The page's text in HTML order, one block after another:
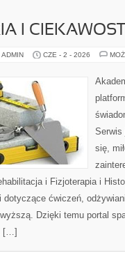
I
CZE - 2 - 2026
Serwis
się,
i Fizjoterapia i
dotyczące ćwiczeń,
Dzięki temu portal
[…]